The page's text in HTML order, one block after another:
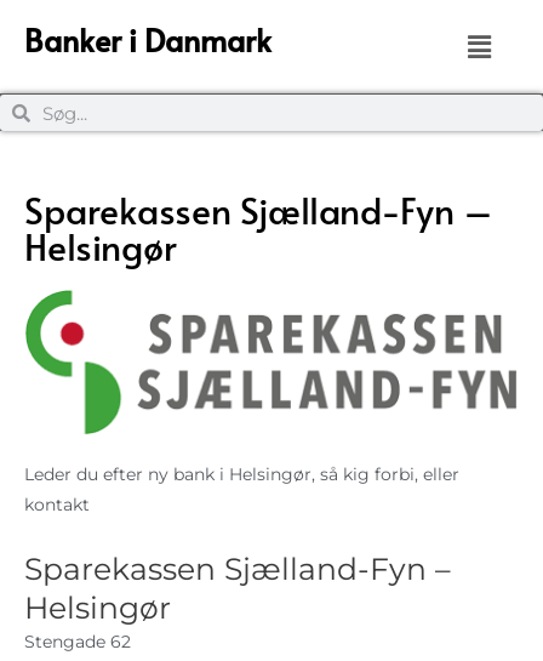
Banker i Danmark
Sparekassen Sjælland-Fyn –
Helsingør
Leder du efter ny bank i Helsingør, så kig forbi, eller
kontakt
Sparekassen Sjælland-Fyn –
Helsingør
Stengade 62